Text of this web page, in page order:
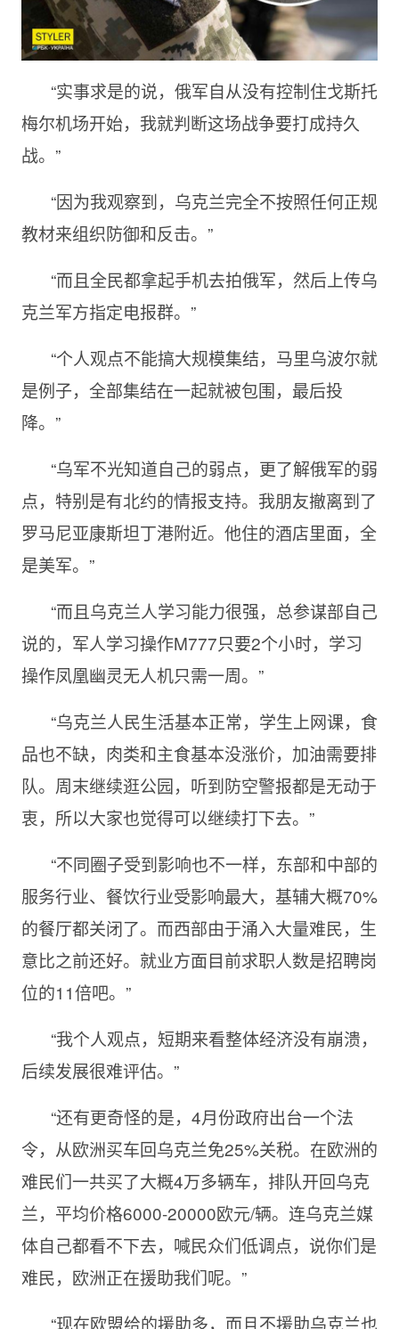
“实事求是的说，俄军自从没有控制住戈斯托
梅尔机场开始，我就判断这场战争要打成持久
战。”
“因为我观察到，乌克兰完全不按照任何正规
教材来组织防御和反击。”
“而且全民都拿起手机去拍俄军，然后上传乌
克兰军方指定电报群。”
“个人观点不能搞大规模集结，马里乌波尔就
是例子，全部集结在一起就被包围，最后投
降。”
“乌军不光知道自己的弱点，更了解俄军的弱
点，特别是有北约的情报支持。我朋友撤离到了
罗马尼亚康斯坦丁港附近。他住的酒店里面，全
是美军。”
“而且乌克兰人学习能力很强，总参谋部自己
说的，军人学习操作M777只要2个小时，学习
操作凤凰幽灵无人机只需一周。”
“乌克兰人民生活基本正常，学生上网课，食
品也不缺，肉类和主食基本没涨价，加油需要排
队。周末继续逛公园，听到防空警报都是无动于
衷，所以大家也觉得可以继续打下去。”
“不同圈子受到影响也不一样，东部和中部的
服务行业、餐饮行业受影响最大，基辅大概70%
的餐厅都关闭了。而西部由于涌入大量难民，生
意比之前还好。就业方面目前求职人数是招聘岗
位的11倍吧。”
“我个人观点，短期来看整体经济没有崩溃，
后续发展很难评估。”
“还有更奇怪的是，4月份政府出台一个法
令，从欧洲买车回乌克兰免25%关税。在欧洲的
难民们一共买了大概4万多辆车，排队开回乌克
兰，平均价格6000-20000欧元/辆。连乌克兰媒
体自己都看不下去，喊民众们低调点，说你们是
难民，欧洲正在援助我们呢。”
“现在欧盟给的援助多，而且不援助乌克兰也